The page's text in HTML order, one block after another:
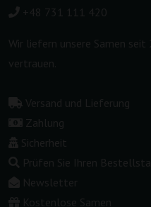
+48 731 111 420
Wir liefern unsere Samen
vertrauen.
Versand und Lieferung
Zahlung
Sicherheit
Prüfen Sie Ihren
Newsletter
Kostenlose Samen